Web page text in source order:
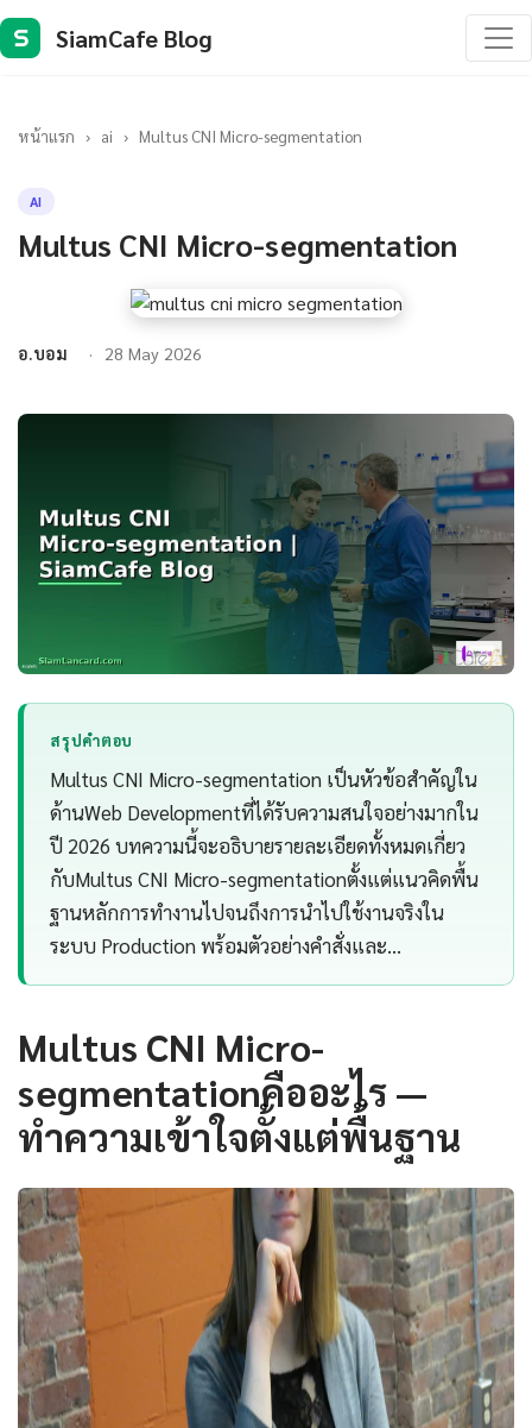
S SiamCafe Blog
หน้าแรก › ai › Multus CNI Micro-segmentation
AI
Multus CNI Micro-segmentation
อ.บอม 28 May 2026
สรุปคำตอบ
Multus CNI Micro-segmentation เป็นหัวข้อสำคัญใน
ด้านWeb Developmentที่ได้รับความสนใจอย่างมากใน
ปี 2026 บทความนี้จะอธิบายรายละเอียดทั้งหมดเกี่ยว
กับMultus CNI Micro-segmentationตั้งแต่แนวคิดพื้น
ฐานหลักการทำงานไปจนถึงการนำไปใช้งานจริงใน
ระบบ Production พร้อมตัวอย่างคำสั่งและ…
Multus CNI Micro-
segmentationคืออะไร —
ทำความเข้าใจตั้งแต่พื้นฐาน